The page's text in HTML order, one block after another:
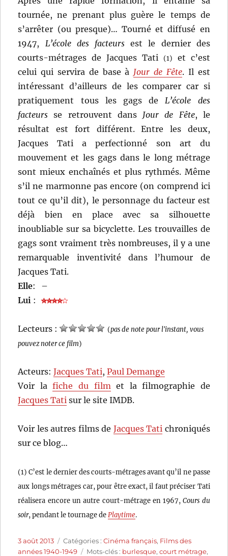
tournée, ne prenant plus guère le temps de
s’arrêter (ou presque)… Tourné et diffusé en
1947, L’école des facteursest le dernier des
courts-métrages de Jacques Tati
(1)
et c’est
celui qui servira de base à Jour de Fête. Il est
intéressant d’ailleurs de les comparer car si
pratiquement tous les gags de L’école des
facteurs se retrouvent dans Jour de Fête, le
résultat est fort différent. Entre les deux,
Jacques Tati a perfectionné son art du
mouvement et les gags dans le long métrage
sont mieux enchaînés et plus rythmés. Même
s’il ne marmonne pas encore (on comprend ici
tout ce qu’il dit), le personnage du facteur est
déjà bien en place avec sa silhouette
inoubliable sur sa bicyclette. Les trouvailles de
gags sont vraiment très nombreuses, il y a une
remarquable inventivité dans l’humour de
Jacques Tati.
Elle:
–
Lui :
Lecteurs : (pas de note pour l'instant, vous
pouvez noter ce film)
Acteurs:Jacques Tati,Paul Demange
Voir lafiche du film et la filmographie de
Jacques Tati sur le site IMDB.
Voir les autres films de Jacques Tati chroniqués
sur ce blog…
(1) C’est le dernier des courts-métrages avant qu’il ne passe
aux longs métrages car, pour être exact, il faut préciser Tati
réalisera encore un autre court-métrage en 1967,Cours du
soir, pendant le tournage de Playtime.
Publié
le
3 août 2013 Catégories
Catégories :Cinéma français, Films des
années 1940-1949
Étiquettes
Mots-clés : burlesque,court métrage,